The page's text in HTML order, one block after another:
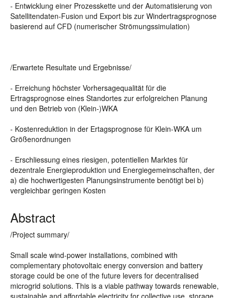
- Entwicklung einer Prozesskette und der Automatisierung von
Satellitendaten-Fusion und Export bis zur Windertragsprognose
basierend auf CFD (numerischer Strömungssimulation)
/Erwartete Resultate und Ergebnisse/
- Erreichung höchster Vorhersagequalität für die
Ertragsprognose eines Standortes zur erfolgreichen Planung
und den Betrieb von (Klein-)WKA
- Kostenreduktion in der Ertagsprognose für Klein-WKA um
Größenordnungen
- Erschliessung eines riesigen, potentiellen Marktes für
dezentrale Energieproduktion und Energiegemeinschaften, der
a) die hochwertigesten Planungsinstrumente benötigt bei b)
vergleichbar geringen Kosten
Abstract
/Project summary/
Small scale wind-power installations, combined with
complementary photovoltaic energy conversion and battery
storage could be one of the future levers for decentralised
microgrid solutions. This is a viable pathway towards renewable,
sustainable and affordable electricity for collective use, storage